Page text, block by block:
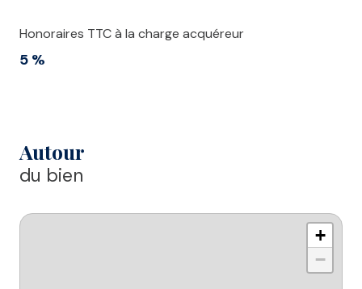
Honoraires TTC à la charge acquéreur
5 %
Autour
du bien
+
−